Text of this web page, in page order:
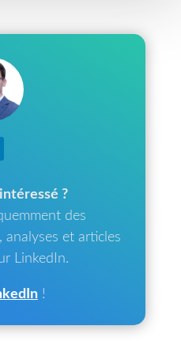
?
des
analyses et articles
LinkedIn.
!